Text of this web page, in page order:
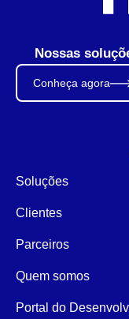
Nossas
Conheça agora
Soluções
Clientes
Parceiros
Quem somos
Portal do